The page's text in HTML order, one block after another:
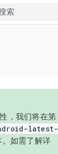
，我们将在第
latest-
如需了解详